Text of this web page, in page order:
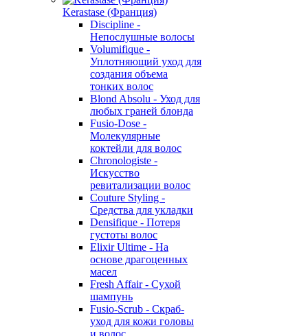
Kerastase (Франция)
Discipline -
Непослушные волосы
Volumifique -
Уплотняющий уход для
создания объема
тонких волос
Blond Absolu - Уход для
любых граней блонда
Fusio-Dose -
Молекулярные
коктейли для волос
Chronologiste -
Искусство
ревитализации волос
Couture Styling -
Средства для укладки
Densifique - Потеря
густоты волос
Elixir Ultime - На
основе драгоценных
масел
Fresh Affair - Сухой
шампунь
Fusio-Scrub - Скраб-
уход для кожи головы
и волос